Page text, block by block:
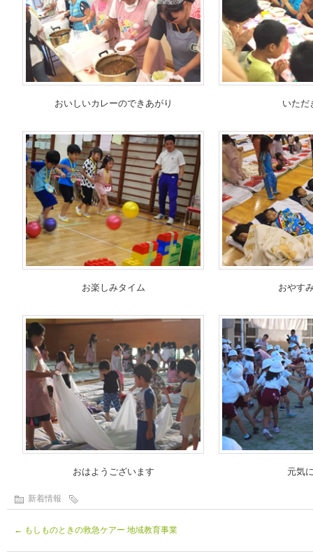
おいしいカレーのできあがり いただ
お楽しみタイム おやす
おはようございます 元気
新着情報
← もしものときの救急ケアー 地域教育事業